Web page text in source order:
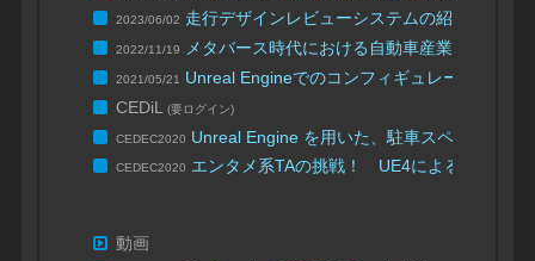
2023/06/02 走行デザインレビューシステムの紹介
2022/11/19 メタバース時代における自動車産業向けマー
2021/05/21
Unreal Engineでのコンフィギュレーター制作
CEDiL(要ログイン)
CEDEC2020 Unreal Engine を用いた、駐車スペース検知
CEDEC2020 エンタメ系TAの挑戦！ UE4によるエンタ
動画